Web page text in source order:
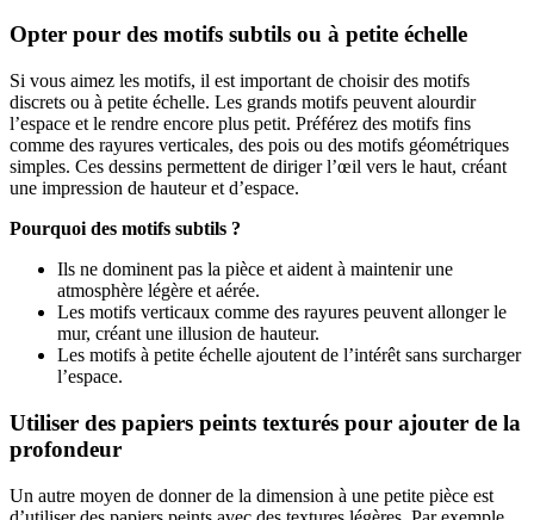
Opter pour des motifs subtils ou à petite échelle
Si vous aimez les motifs, il est important de choisir des motifs
discrets ou à petite échelle. Les grands motifs peuvent alourdir
l’espace et le rendre encore plus petit. Préférez des motifs fins
comme des rayures verticales, des pois ou des motifs géométriques
simples. Ces dessins permettent de diriger l’œil vers le haut, créant
une impression de hauteur et d’espace.
Pourquoi des motifs subtils ?
Ils ne dominent pas la pièce et aident à maintenir une
atmosphère légère et aérée.
Les motifs verticaux comme des rayures peuvent allonger le
mur, créant une illusion de hauteur.
Les motifs à petite échelle ajoutent de l’intérêt sans surcharger
l’espace.
Utiliser des papiers peints texturés pour ajouter de la
profondeur
Un autre moyen de donner de la dimension à une petite pièce est